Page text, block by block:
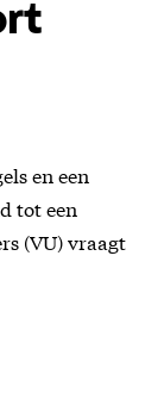
en een
tot een
(VU) vraagt